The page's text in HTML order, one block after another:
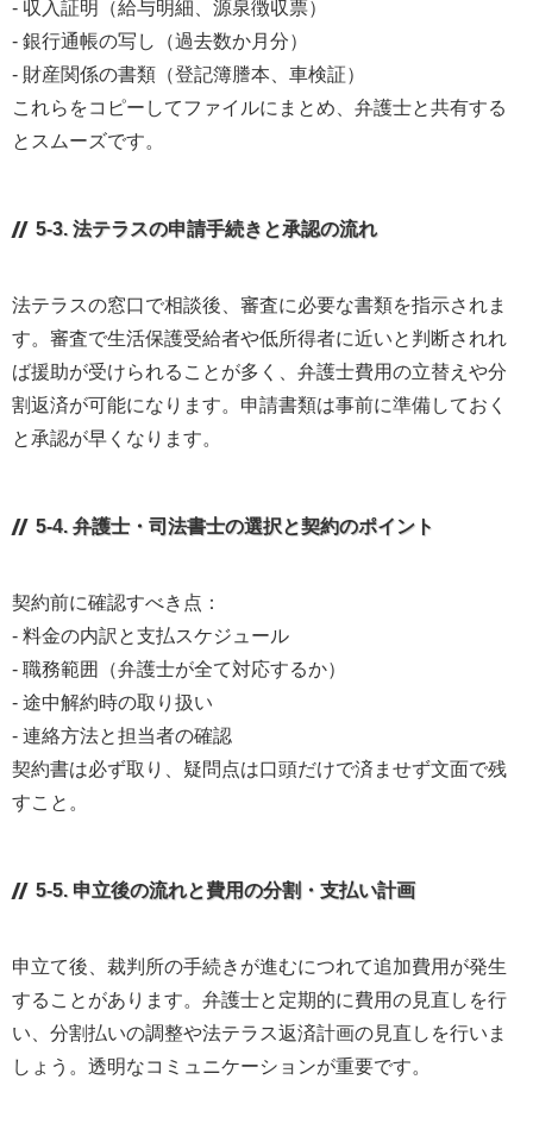
- 収入証明（給与明細、源泉徴収票）
- 銀行通帳の写し（過去数か月分）
- 財産関係の書類（登記簿謄本、車検証）
これらをコピーしてファイルにまとめ、弁護士と共有する
とスムーズです。
5-3. 法テラスの申請手続きと承認の流れ
法テラスの窓口で相談後、審査に必要な書類を指示されま
す。審査で生活保護受給者や低所得者に近いと判断されれ
ば援助が受けられることが多く、弁護士費用の立替えや分
割返済が可能になります。申請書類は事前に準備しておく
と承認が早くなります。
5-4. 弁護士・司法書士の選択と契約のポイント
契約前に確認すべき点：
- 料金の内訳と支払スケジュール
- 職務範囲（弁護士が全て対応するか）
- 途中解約時の取り扱い
- 連絡方法と担当者の確認
契約書は必ず取り、疑問点は口頭だけで済ませず文面で残
すこと。
5-5. 申立後の流れと費用の分割・支払い計画
申立て後、裁判所の手続きが進むにつれて追加費用が発生
することがあります。弁護士と定期的に費用の見直しを行
い、分割払いの調整や法テラス返済計画の見直しを行いま
しょう。透明なコミュニケーションが重要です。